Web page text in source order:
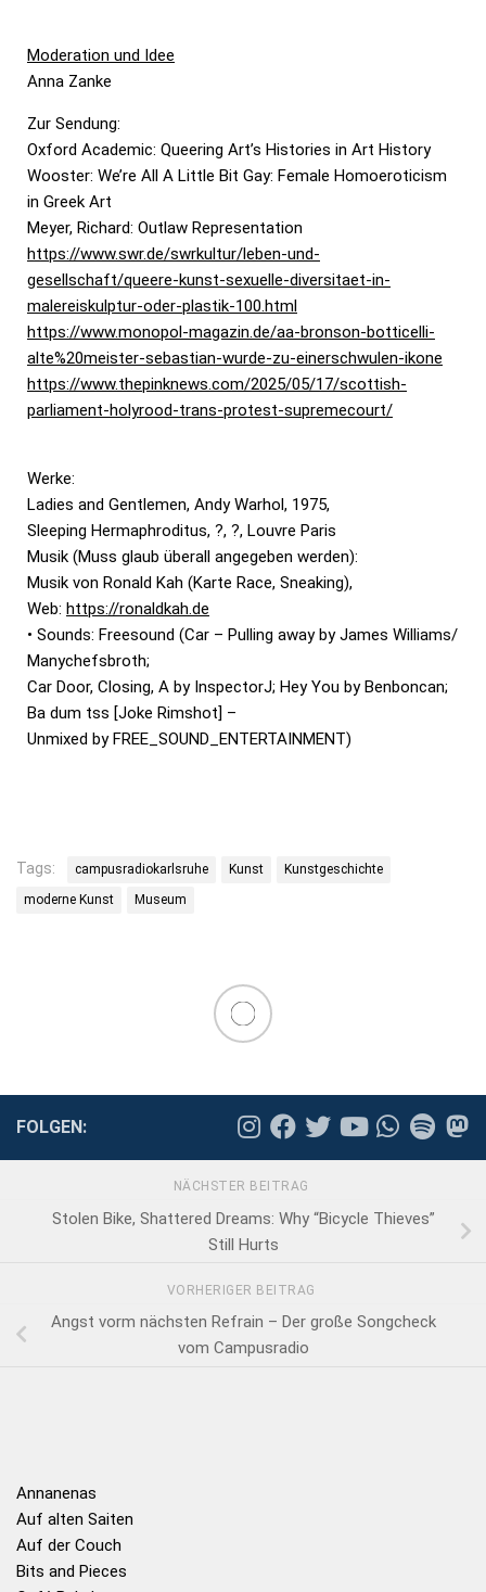
Moderation und Idee
Anna Zanke
Zur Sendung:
Oxford Academic: Queering Art’s Histories in Art History
Wooster: We’re All A Little Bit Gay: Female Homoeroticism
in Greek Art
Meyer, Richard: Outlaw Representation
https://www.swr.de/swrkultur/leben-und-
gesellschaft/queere-kunst-sexuelle-diversitaet-in-
malereiskulptur-oder-plastik-100.html
https://www.monopol-magazin.de/aa-bronson-botticelli-
alte%20meister-sebastian-wurde-zu-einerschwulen-ikone
https://www.thepinknews.com/2025/05/17/scottish-
parliament-holyrood-trans-protest-supremecourt/
Werke:
Ladies and Gentlemen, Andy Warhol, 1975,
Sleeping Hermaphroditus, ?, ?, Louvre Paris
Musik (Muss glaub überall angegeben werden):
Musik von Ronald Kah (Karte Race, Sneaking),
Web: https://ronaldkah.de
• Sounds: Freesound (Car – Pulling away by James Williams/
Manychefsbroth;
Car Door, Closing, A by InspectorJ; Hey You by Benboncan;
Ba dum tss [Joke Rimshot] –
Unmixed by FREE_SOUND_ENTERTAINMENT)
Tags: campusradiokarlsruhe Kunst
Kunstgeschichte
moderne Kunst
Museum
FOLGEN:
NÄCHSTER BEITRAG
Stolen Bike, Shattered Dreams: Why “Bicycle Thieves”
Still Hurts
VORHERIGER BEITRAG
Angst vorm nächsten Refrain – Der große Songcheck
vom Campusradio
Annanenas
Auf alten Saiten
Auf der Couch
Bits and Pieces